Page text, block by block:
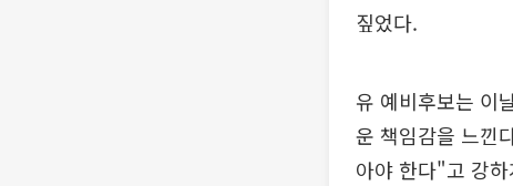
짚었다.
유 예비후보는 이
운 책임감을 느낀
아야 한다"고 강